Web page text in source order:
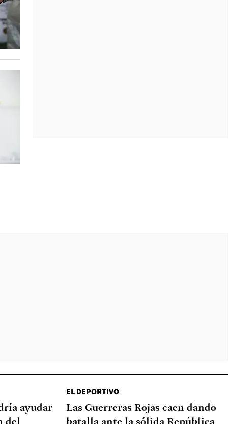
ayudar
EL DEPORTIVO
Las Guerreras Rojas caen dando